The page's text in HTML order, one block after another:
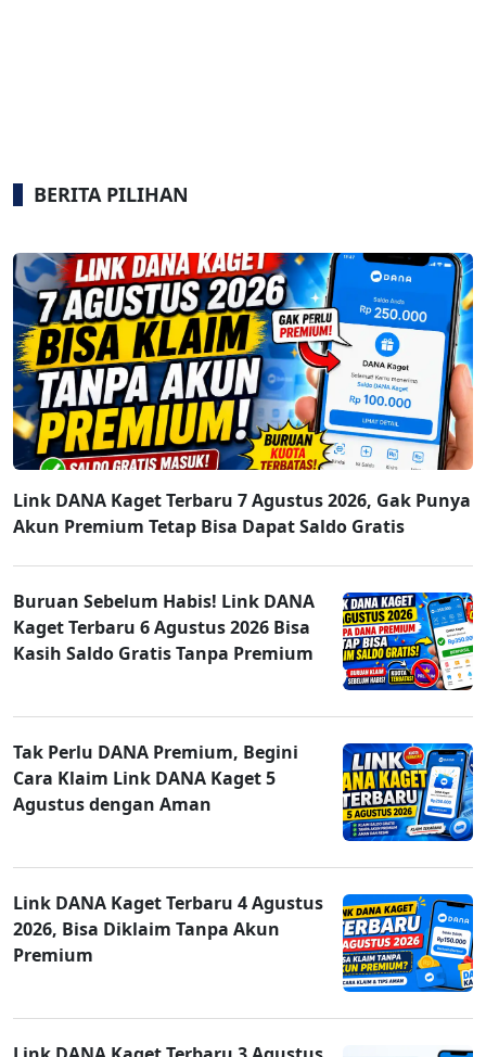
BERITA PILIHAN
Link DANA Kaget Terbaru 7 Agustus 2026, Gak Punya
Akun Premium Tetap Bisa Dapat Saldo Gratis
Buruan Sebelum Habis! Link DANA
Kaget Terbaru 6 Agustus 2026 Bisa
Kasih Saldo Gratis Tanpa Premium
Tak Perlu DANA Premium, Begini
Cara Klaim Link DANA Kaget 5
Agustus dengan Aman
Link DANA Kaget Terbaru 4 Agustus
2026, Bisa Diklaim Tanpa Akun
Premium